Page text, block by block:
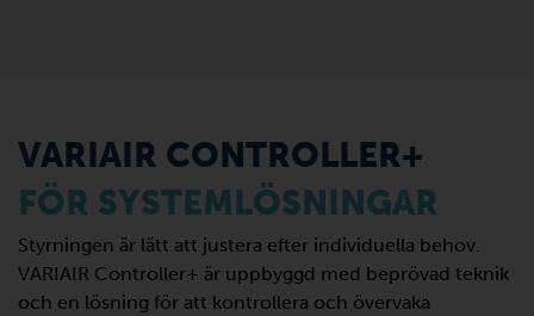
VARIAIR CONTROLLER+
FÖR SYSTEMLÖSNINGAR
Styrningen är lätt att justera efter individuella behov.
VARIAIR Controller+ är uppbyggd med beprövad teknik
och en lösning för att kontrollera och övervaka